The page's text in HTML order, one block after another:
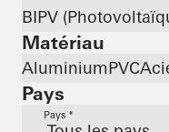
BIPV
Matériau
AluminiumPVC
Pays
Pays *